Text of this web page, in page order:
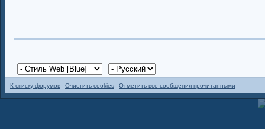
К списку форумов Очистить cookies Отметить все сообщения прочитанными